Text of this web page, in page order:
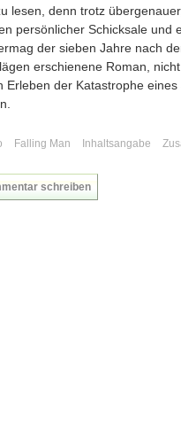
lesen, denn trotz
persönlicher Schicksale und
der sieben Jahre nach
erschienene Roman,
Erleben der Katastrophe eines
Falling Man Inhaltsangabe
schreiben